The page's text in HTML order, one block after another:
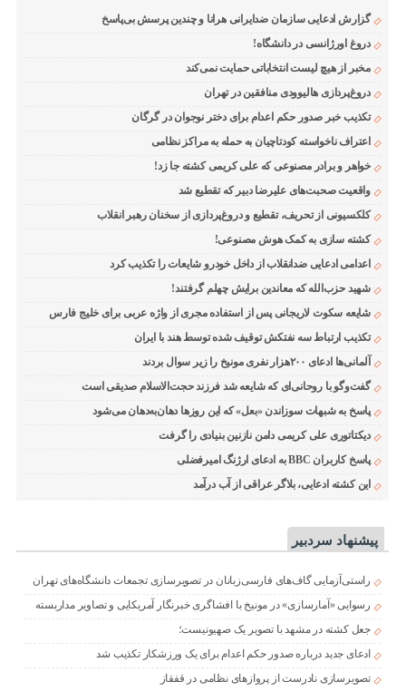
گزارش ادعایی سازمان ضدایرانی هرانا و چندین پرسش بی‌پاسخ
دروغ اورژانسی در دانشگاه!
مخبر از هیچ لیست انتخاباتی حمایت نمی‌کند
دروغ‌پردازی هالیوودی منافقین در تهران
تکذیب خبر صدور حکم اعدام برای دختر نوجوان در گرگان
اعتراف ناخواسته کودتاچیان به حمله به مراکز نظامی
خواهر و برادر مصنوعی که علی کریمی کشته جا زد!
واقعیت صحبت‌های علیرضا دبیر که تقطیع شد
کلکسیونی از تحریف، تقطیع و دروغ‌پردازی از سخنان رهبر انقلاب
کشته سازی به کمک هوش مصنوعی!
اعدامی ادعایی ضدانقلاب از داخل خودرو شایعات را تکذیب کرد
شهید حزب‌الله که معاندین برایش چهلم گرفتند!
شایعه سکوت لاریجانی پس از استفاده مجری از واژه عربی برای خلیج فارس
تکذیب ارتباط سه نفتکش توقیف شده توسط هند با ایران
آلمانی‌ها ادعای ۲۰۰هزار نفری مونیخ را زیر سوال بردند
گفت‌وگو با روحانی‌ای که شایعه شد فرزند حجت‌الاسلام صدیقی است
پاسخ به شبهات سوزاندن «بعل» که این روزها دهان‌به‌دهان می‌شود
دیکتاتوری علی کریمی دامن نازنین بنیادی را گرفت
پاسخ کاربران BBC به ادعای ارژنگ امیرفضلی
این کشته ادعایی، بلاگر عراقی از آب درآمد
پیشنهاد سردبیر
راستی‌آزمایی گاف‌های فارسی‌زبانان در تصویرسازی تجمعات دانشگاه‌های تهران
رسوایی «آمارسازی» در مونیخ با افشاگری خبرنگار آمریکایی و تصاویر مداربسته
جعل کشته در مشهد با تصویر یک صهیونیست؛
ادعای جدید درباره صدور حکم اعدام برای یک ورزشکار تکذیب شد
تصویرسازی نادرست از پروازهای نظامی در قفقاز